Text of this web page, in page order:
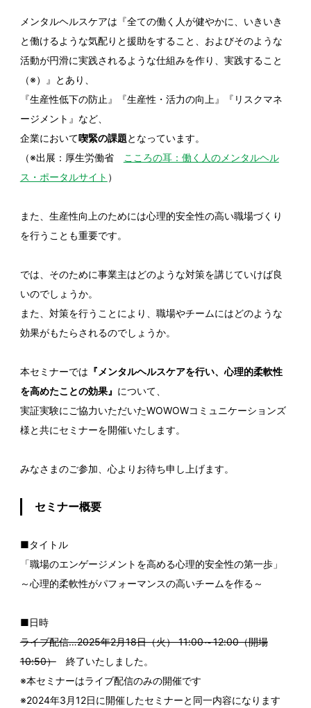
メンタルヘルスケアは『全ての働く人が健やかに、いきいき
と働けるような気配りと援助をすること、およびそのような
活動が円滑に実践されるような仕組みを作り、実践すること
（※）』とあり、
『生産性低下の防止』『生産性・活力の向上』『リスクマネ
ージメント』など、
企業において喫緊の課題となっています。
（※出展：厚生労働省
こころの耳：働く人のメンタルヘル
ス・ポータルサイト ）
また、生産性向上のためには心理的安全性の高い職場づくり
を行うことも重要です。
では、そのために事業主はどのような対策を講じていけば良
いのでしょうか。
また、対策を行うことにより、職場やチームにはどのような
効果がもたらされるのでしょうか。
本セミナーでは 『メンタルヘルスケアを行い、心理的柔軟性
を高めたことの効果』 について、
実証実験にご協力いただいたWOWOWコミュニケーションズ
様と共にセミナーを開催いたします。
みなさまのご参加、心よりお待ち申し上げます。
セミナー概要
■タイトル
「職場のエンゲージメントを高める心理的安全性の第一歩」
～心理的柔軟性がパフォーマンスの高いチームを作る～
■日時
ライブ配信…2025年2月18日（火） 11:00～12:00（開場
10:50）終了いたしました。
※本セミナーはライブ配信のみの開催です
※2024年3月12日に開催したセミナーと同一内容になります